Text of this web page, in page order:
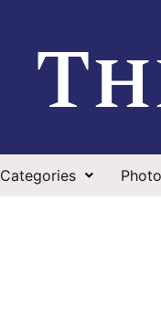
Categories